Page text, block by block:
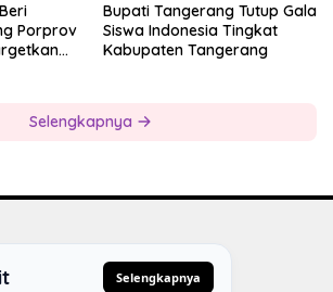
Porprov
Bupati Tangerang Tutup Gala
Siswa Indonesia Tingkat
Kabupaten Tangerang
Selengkapnya
Selengkapnya